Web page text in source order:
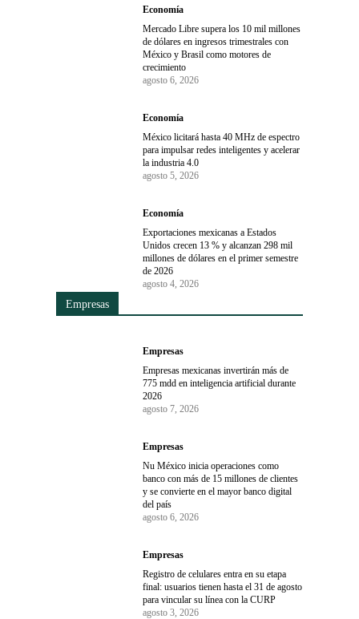
Economía
Mercado Libre supera los 10 mil millones
de dólares en ingresos trimestrales con
México y Brasil como motores de
crecimiento
agosto 6, 2026
Economía
México licitará hasta 40 MHz de espectro
para impulsar redes inteligentes y acelerar
la industria 4.0
agosto 5, 2026
Economía
Exportaciones mexicanas a Estados
Unidos crecen 13 % y alcanzan 298 mil
millones de dólares en el primer semestre
de 2026
agosto 4, 2026
Empresas
Empresas
Empresas mexicanas invertirán más de
775 mdd en inteligencia artificial durante
2026
agosto 7, 2026
Empresas
Nu México inicia operaciones como
banco con más de 15 millones de clientes
y se convierte en el mayor banco digital
del país
agosto 6, 2026
Empresas
Registro de celulares entra en su etapa
final: usuarios tienen hasta el 31 de agosto
para vincular su línea con la CURP
agosto 3, 2026